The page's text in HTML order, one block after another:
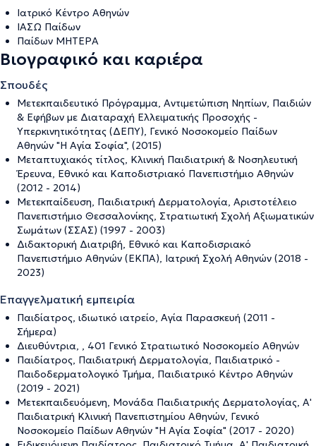
Ιατρικό Κέντρο Αθηνών
ΙΑΣΩ Παίδων
Παίδων ΜΗΤΕΡΑ
Βιογραφικό και καριέρα
Σπουδές
Μετεκπαιδευτικό Πρόγραμμα, Αντιμετώπιση Νηπίων, Παιδιών
& Εφήβων με Διαταραχή Ελλειματικής Προσοχής -
Υπερκινητικότητας (ΔΕΠΥ), Γενικό Νοσοκομείο Παίδων
Αθηνών "Η Αγία Σοφία", (2015)
Μεταπτυχιακός τίτλος, Κλινική Παιδιατρική & Νοσηλευτική
Έρευνα, Εθνικό και Καποδιστριακό Πανεπιστήμιο Αθηνών
(2012 - 2014)
Μετεκπαίδευση, Παιδιατρική Δερματολογία, Αριστοτέλειο
Πανεπιστήμιο Θεσσαλονίκης, Στρατιωτική Σχολή Αξιωματικών
Σωμάτων (ΣΣΑΣ) (1997 - 2003)
Διδακτορική Διατριβή, Εθνικό και Καποδισριακό
Πανεπιστήμιο Αθηνών (ΕΚΠΑ), Ιατρική Σχολή Αθηνών (2018 -
2023)
Επαγγελματική εμπειρία
Παιδίατρος, ιδιωτικό ιατρείο, Αγία Παρασκευή (2011 -
Σήμερα)
Διευθύντρια, , 401 Γενικό Στρατιωτικό Νοσοκομείο Αθηνών
Παιδίατρος, Παιδιατρική Δερματολογία, Παιδιατρικό -
Παιδοδερματολογικό Τμήμα, Παιδιατρικό Κέντρο Αθηνών
(2019 - 2021)
Μετεκπαιδευόμενη, Μονάδα Παιδιατρικής Δερματολογίας, Α'
Παιδιατρική Κλινική Πανεπιστημίου Αθηνών, Γενικό
Νοσοκομείο Παίδων Αθηνών "Η Αγία Σοφία" (2017 - 2020)